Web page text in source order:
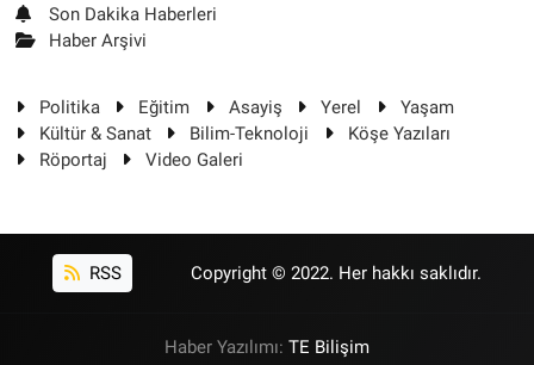
Son Dakika Haberleri
Haber Arşivi
Politika Eğitim Asayiş Yerel
Yaşam
Kültür & Sanat
Bilim-Teknoloji
Köşe Yazıları
Röportaj
Video Galeri
RSS Copyright © 2022. Her hakkı saklıdır.
Haber Yazılımı: TE Bilişim